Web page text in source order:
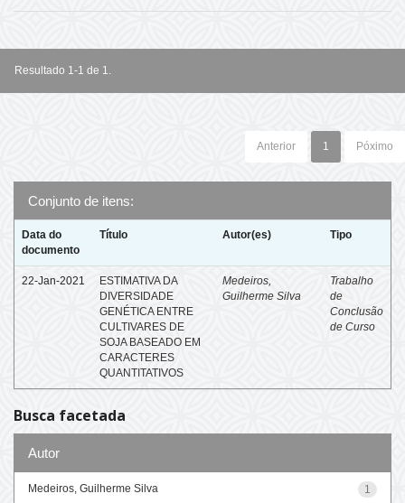
Resultado 1-1 de 1.
Anterior 1 Póximo
Conjunto de itens:
Data do
documento
Título Autor(es) Tipo
22-Jan-2021
ESTIMATIVA DA
DIVERSIDADE
GENÉTICA ENTRE
CULTIVARES DE
SOJA BASEADO EM
CARACTERES
QUANTITATIVOS
Medeiros,
Guilherme Silva
Trabalho
de
Conclusão
de Curso
Busca facetada
Autor
1
Medeiros, Guilherme Silva